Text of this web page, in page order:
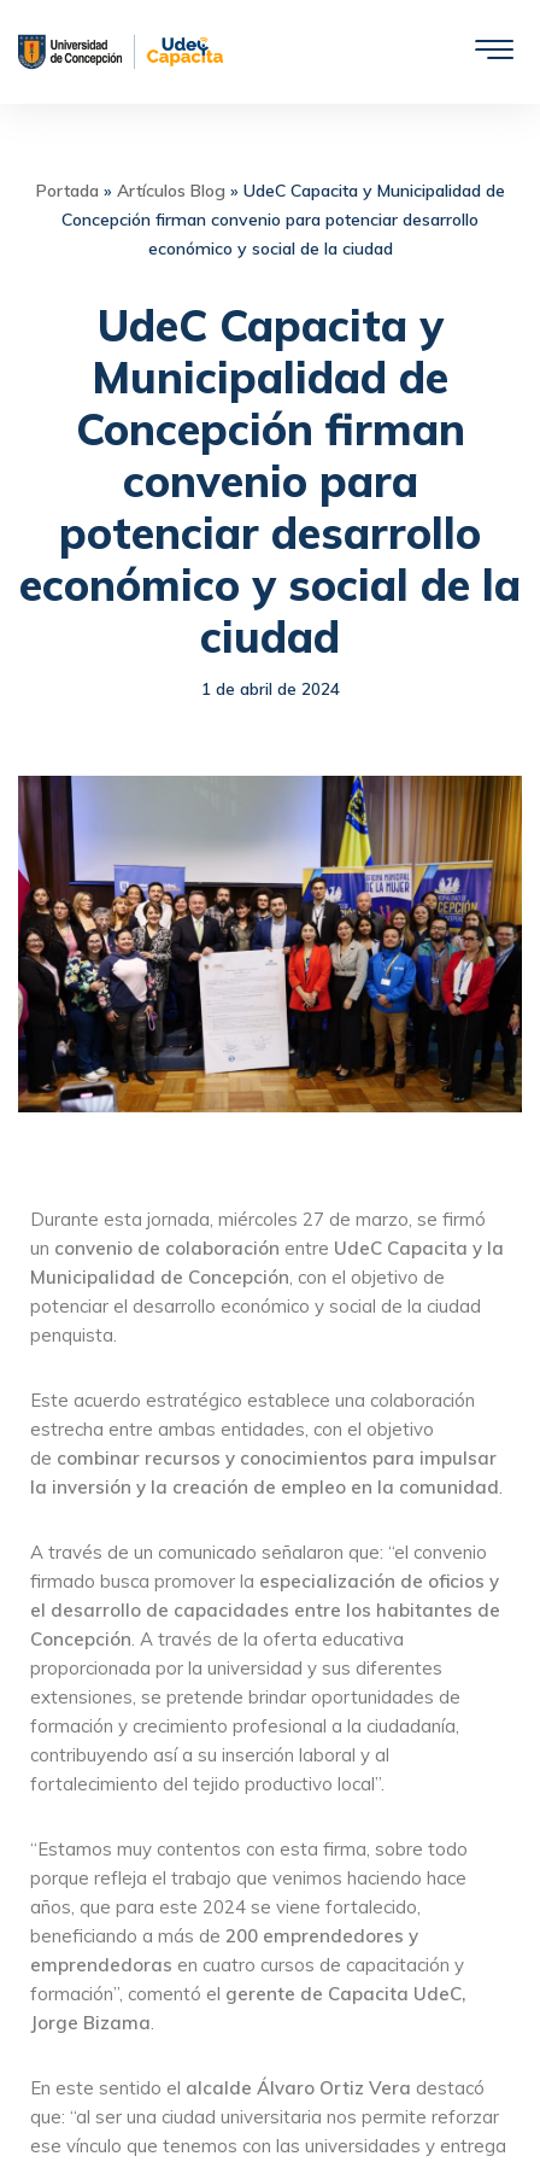
Saltar
Portada » Artículos Blog » UdeC Capacita y Municipalidad de
Concepción firman convenio para potenciar desarrollo
económico y social de la ciudad
UdeC Capacita y
Municipalidad de
Concepción firman
convenio para
potenciar desarrollo
económico y social de la
ciudad
1 de abril de 2024
Durante esta jornada, miércoles 27 de marzo, se firmó
un convenio de colaboración entre UdeC Capacita y la
Municipalidad de Concepción , con el objetivo de
potenciar el desarrollo económico y social de la ciudad
penquista.
Este acuerdo estratégico establece una colaboración
estrecha entre ambas entidades, con el objetivo
de combinar recursos y conocimientos para impulsar
la inversión y la creación de empleo en la comunidad
A través de un comunicado señalaron que: “el convenio
firmado busca promover la especialización de oficios y
el desarrollo de capacidades entre los habitantes de
Concepción . A través de la oferta educativa
proporcionada por la universidad y sus diferentes
extensiones, se pretende brindar oportunidades de
formación y crecimiento profesional a la ciudadanía,
contribuyendo así a su inserción laboral y al
fortalecimiento del tejido productivo local”.
“Estamos muy contentos con esta firma, sobre todo
porque refleja el trabajo que venimos haciendo hace
años, que para este 2024 se viene fortalecido,
beneficiando a más de 200 emprendedores y
emprendedoras en cuatro cursos de capacitación y
formación”, comentó el gerente de Capacita UdeC,
Jorge Bizama
En este sentido el alcalde Álvaro Ortiz Vera destacó
que: “al ser una ciudad universitaria nos permite reforzar
ese vínculo que tenemos con las universidades y entrega